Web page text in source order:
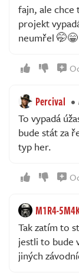
fajn, ale chce
projekt
neumřel 🤭😁
Percival
To vypadá
bude stát za
typ her.
M1R4-
Tak zatím to
jestli to bude
jiných